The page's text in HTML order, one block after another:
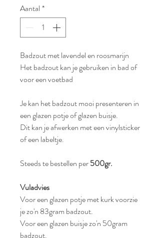
Aantal *
Badzout met lavendel en roosmarijn
Het badzout kan je gebruiken in bad of
voor een voetbad
Je kan het badzout mooi presenteren in
een glazen potje of glazen buisje.
Dit kan je afwerken met een vinylsticker
of een labeltje.
Steeds te bestellen per500gr.
Vuladvies
Voor een glazen potje met kurk voorzie
je zo'n 83gram badzout.
Voor een glazen buisje zo'n 50gram
badzout.